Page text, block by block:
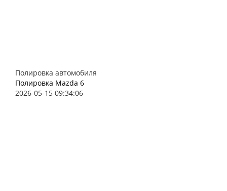
Полировка автомобиля
Полировка Mazda 6
2026-05-15 09:34:06